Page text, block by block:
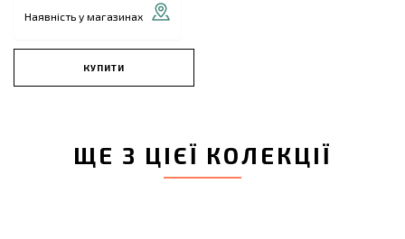
Наявність у магазинах
КУПИТИ
ЩЕ З ЦІЄЇ КОЛЕКЦІЇ